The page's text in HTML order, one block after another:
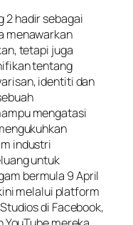
2hadir sebagai
menawarkan
tetapi juga
tentang
identiti dan
mengatasi
industri
untuk
bermula 9 April
melalui platform
di Facebook,